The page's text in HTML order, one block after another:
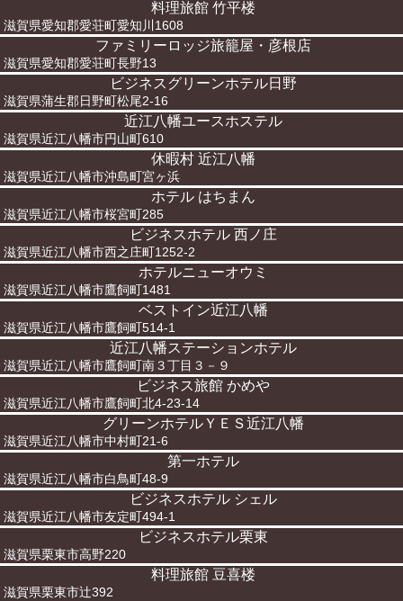
料理旅館 竹平楼
滋賀県愛知郡愛荘町愛知川1608
ファミリーロッジ旅籠屋・彦根店
滋賀県愛知郡愛荘町長野13
ビジネスグリーンホテル日野
滋賀県蒲生郡日野町松尾2-16
近江八幡ユースホステル
滋賀県近江八幡市円山町610
休暇村 近江八幡
滋賀県近江八幡市沖島町宮ヶ浜
ホテル はちまん
滋賀県近江八幡市桜宮町285
ビジネスホテル 西ノ庄
滋賀県近江八幡市西之庄町1252-2
ホテルニューオウミ
滋賀県近江八幡市鷹飼町1481
ベストイン近江八幡
滋賀県近江八幡市鷹飼町514-1
近江八幡ステーションホテル
滋賀県近江八幡市鷹飼町南３丁目３－９
ビジネス旅館 かめや
滋賀県近江八幡市鷹飼町北4-23-14
グリーンホテルＹＥＳ近江八幡
滋賀県近江八幡市中村町21-6
第一ホテル
滋賀県近江八幡市白鳥町48-9
ビジネスホテル シェル
滋賀県近江八幡市友定町494-1
ビジネスホテル栗東
滋賀県栗東市高野220
料理旅館 豆喜楼
滋賀県栗東市辻392